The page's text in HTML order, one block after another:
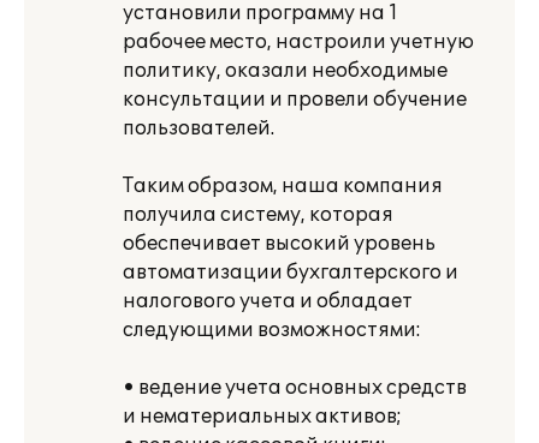
установили программу на 1
рабочее место, настроили учетную
политику, оказали необходимые
консультации и провели обучение
пользователей.
Таким образом, наша компания
получила систему, которая
обеспечивает высокий уровень
автоматизации бухгалтерского и
налогового учета и обладает
следующими возможностями:
• ведение учета основных средств
и нематериальных активов;